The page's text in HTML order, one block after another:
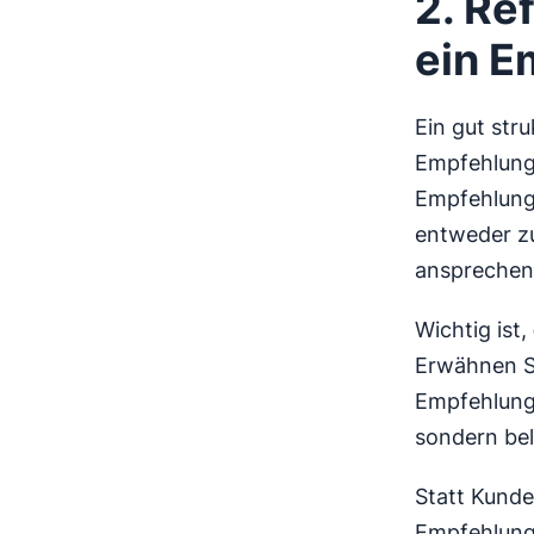
ein
Ein gut
entweder
Wichtig ist,
Erwähnen
sondern
Statt